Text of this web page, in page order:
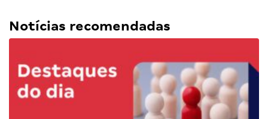
Notícias recomendadas